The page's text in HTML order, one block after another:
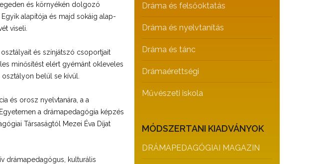
és környékén dolgozó
alapítója és majd sokáig alap-
viseli.
és színjátszó csoportjait
minősítést elért gyémánt okleveles
belül se kívül.
és orosz nyelvtanára, a a
a drámapedagógia képzés
Társaságtól Mezei Éva Díjat
drámapedagógus, kulturális
Dráma és felsőoktatás
Dráma és nyelvtanítás
Dráma és tánc
Drámaérettségi
Művészeti iskola
MÓDSZERTANI KIADVÁNYOK
DRÁMAPEDAGÓGIAI MAGAZIN